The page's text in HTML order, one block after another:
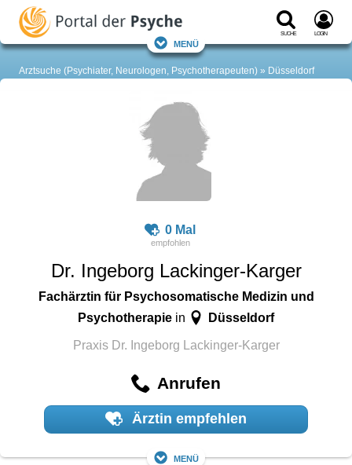
Suche Login
Menü
Arztsuche (Psychiater, Neurologen, Psychotherapeuten) Düsseldorf
0 Mal
Dr. Ingeborg Lackinger-Karger
Fachärztin für Psychosomatische Medizin und
Psychotherapiein Düsseldorf
Praxis Dr. Ingeborg Lackinger-Karger
Anrufen
Ärztin empfehlen
Menü